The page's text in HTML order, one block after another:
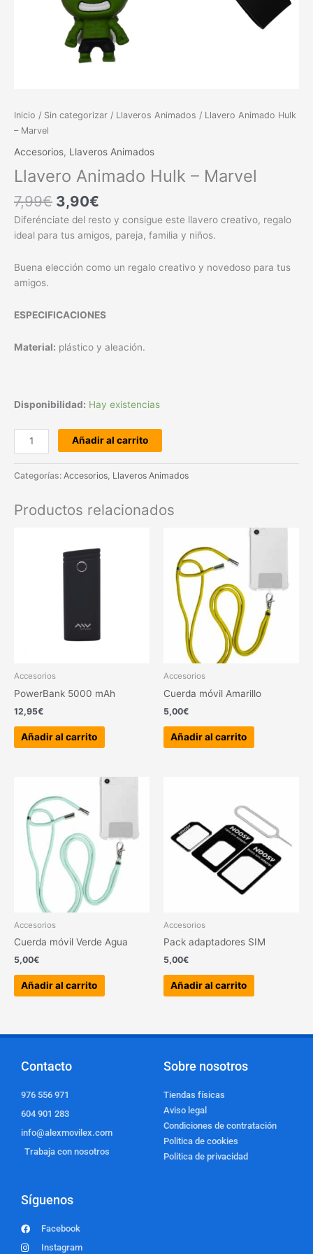
Inicio / Sin categorizar / Llaveros Animados / Llavero Animado Hulk
– Marvel
Accesorios, Llaveros Animados
Llavero Animado Hulk – Marvel
7,99€ 3,90€
Diferénciate del resto y consigue este llavero creativo, regalo
ideal para tus amigos, pareja, familia y niños.
Buena elección como un regalo creativo y novedoso para tus
amigos.
ESPECIFICACIONES
Material: plástico y aleación.
Disponibilidad: Hay existencias
Añadir al carrito
Categorías: Accesorios Llaveros Animados
Productos relacionados
Accesorios
PowerBank 5000 mAh
12,95€
Añadir al carrito
Accesorios
Cuerda móvil Amarillo
5,00€
Añadir al carrito
Accesorios
Cuerda móvil Verde Agua
5,00€
Añadir al carrito
Accesorios
Pack adaptadores SIM
5,00€
Añadir al carrito
Contacto
976 556 971
604 901 283
info@alexmovilex.com
Trabaja con nosotros
Sobre nosotros
Tiendas físicas
Aviso legal
Condiciones de contratación
Politica de cookies
Politica de privacidad
Síguenos
Facebook
Instagram